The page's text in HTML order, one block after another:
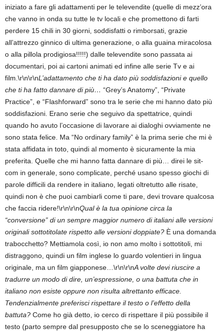
iniziato a fare gli adattamenti per le televendite (quelle di mezz’ora
che vanno in onda su tutte le tv locali e che promettono di farti
perdere 15 chili in 30 giorni, soddisfatti o rimborsati, grazie
all’attrezzo ginnico di ultima generazione, o alla guaina miracolosa
o alla pillola prodigiosa!!!!!) dalle televendite sono passata ai
documentari, poi ai cartoni animati ed infine alle serie Tv e ai
film.\r\n\r\nL’adattamento che ti ha dato più soddisfazioni e quello
che ti ha fatto dannare di più… “Grey’s Anatomy”, “Private
Practice”, e “Flashforward” sono tra le serie che mi hanno dato più
soddisfazioni. Erano serie che seguivo da spettatrice, quindi
quando ho avuto l’occasione di lavorare ai dialoghi ovviamente ne
sono stata felice. Ma “No ordinary family” è la prima serie che mi è
stata affidata in toto, quindi al momento è sicuramente la mia
preferita. Quelle che mi hanno fatta dannare di più… direi le sit-
com in generale, sono complicate, perché usano spesso giochi di
parole difficili da rendere in italiano, legati oltretutto alle risate,
quindi non è che puoi cambiarli come ti pare, devi trovare qualcosa
che faccia ridere!\r\n\r\nQual è la tua opinione circa la
“conversione” di un sempre maggior numero di italiani alle versioni
originali sottotitolate rispetto alle versioni doppiate? È una domanda
trabocchetto? Mettiamola così, io non amo molto i sottotitoli, mi
distraggono, quindi un film inglese lo guardo volentieri in lingua
originale, ma un film giapponese…\r\n\r\nA volte devi riuscire a
tradurre un modo di dire, un’espressione, o una battuta che in
italiano non esiste oppure non risulta altrettanto efficace.
Tendenzialmente preferisci rispettare il testo o l’effetto della
battuta? Come ho già detto, io cerco di rispettare il più possibile il
testo (parto sempre dal presupposto che se lo sceneggiatore ha